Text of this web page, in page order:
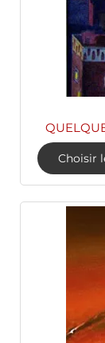
Choisir